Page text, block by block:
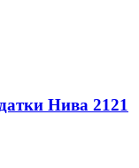
Нива 2121